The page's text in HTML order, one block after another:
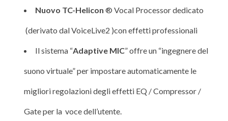
Nuovo TC-Helicon ® Vocal Processor dedicato
(derivato dal VoiceLive2 )con effetti professionali
Il sistema “Adaptive MIC” offre un “ingegnere del
suono virtuale” per impostare automaticamente le
migliori regolazioni degli effetti EQ / Compressor /
Gate per la voce dell’utente.